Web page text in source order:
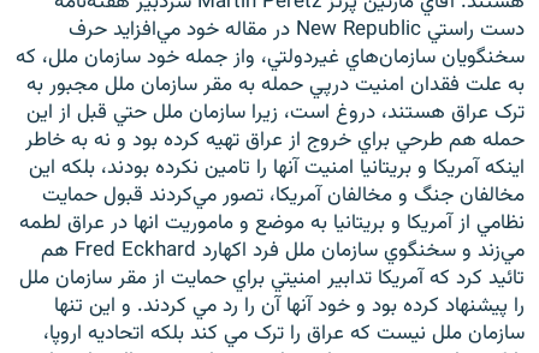
دست راستي New Republic در مقاله‌ خود مي‌افزايد حرف
سخنگويان سازمان‌هاي غيردولتي، واز جمله خود سازمان ملل، که
به علت فقدان امنيت درپي حمله به مقر سازمان ملل مجبور به
ترک عراق هستند، دروغ است، زيرا سازمان ملل حتي قبل از اين
حمله هم طرحي براي خروج از عراق تهيه کرده بود و نه به خاطر
اينکه آمريکا و بريتانيا امنيت آنها را تامين نکرده بودند، بلکه اين
مخالفان جنگ و مخالفان آمريکا، تصور مي‌کردند قبول حمايت
نظامي از آمريکا و بريتانيا به موضع و ماموريت‌ انها در عراق لطمه
مي‌زند و سخنگوي سازمان ملل فرد اکهارد Fred Eckhard هم
تائيد کرد که آمريکا تدابير امنيتي براي حمايت از مقر سازمان ملل
را پيشنهاد کرده بود و خود آنها آن را رد مي کردند. و اين تنها
سازمان ملل نيست که عراق را ترک مي کند بلکه اتحاديه اروپا،